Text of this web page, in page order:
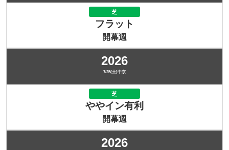
芝
フラット
開幕週
2026
7/25(土)中京
芝
ややイン有利
開幕週
2026